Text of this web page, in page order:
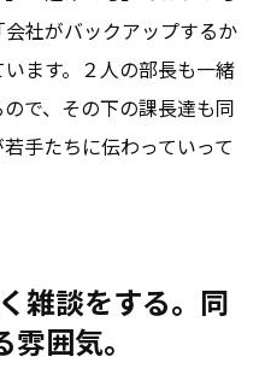
社がバックアップするか
ます。２人の部長も一緒
で、その下の課長達も同
手たちに伝わっていって
雑談をする。同
囲気。